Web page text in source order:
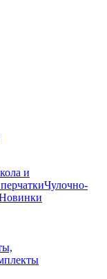
и
Чулочно-